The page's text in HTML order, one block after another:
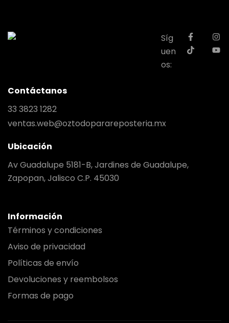
Síg
uen
os:
Contáctanos
33 3823 1282
ventas.web@oztodoparareposteria.mx
Ubicación
Av Guadalupe 5181-B, Jardines de Guadalupe,
Zapopan, Jalisco C.P. 45030
Información
Términos y condiciones
Aviso de privacidad
Políticas de envío
Devoluciones y reembolsos
Formas de pago